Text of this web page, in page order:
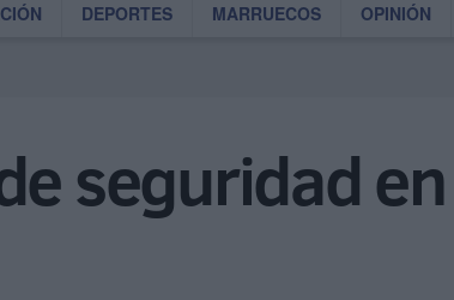
DEPORTES MARRUECOS OPINIÓN
seguridad